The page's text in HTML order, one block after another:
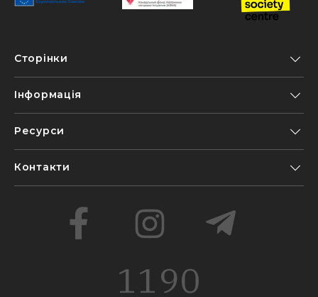
Сторінки
Інформація
Ресурси
Контакти
1190